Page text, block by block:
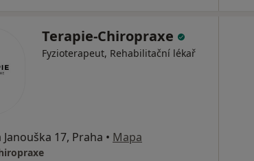
Terapie-Chiropraxe
Fyzioterapeut, Rehabilitační lékař
17, Praha • Mapa